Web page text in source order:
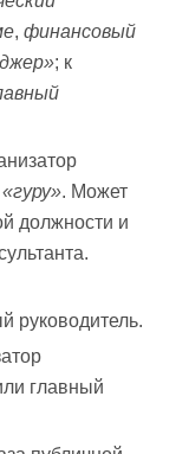
,финансовый
; к
«гуру». Может
должности и
руководитель.
главный